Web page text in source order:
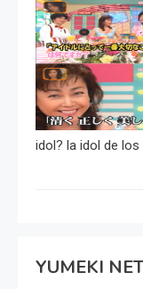
idol? la idol de
YUMEKI